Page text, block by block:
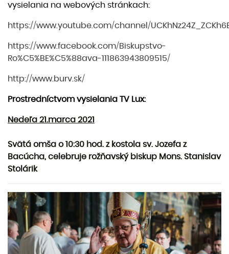
vysielania na webových stránkach:
https://www.youtube.com/channel/
https://www.facebook.com/Biskupstvo-
Ro%C5%BE%C5%88ava-111863943809515/
http://www.burv.sk/
Prostredníctvom vysielania TV Lux:
Nedeľa 21.marca 2021
Svätá omša o 10:30 hod. z kostola sv. Jozefa z
Bacúcha, celebruje rožňavský biskup Mons. Stanislav
Stolárik